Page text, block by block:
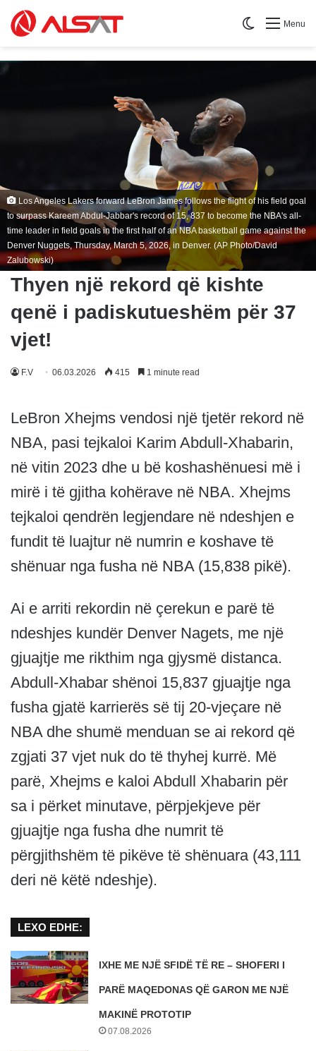
Menu
Switch skin
Los Angeles Lakers forward LeBron James follows the flight of his field goal
to surpass Kareem Abdul-Jabbar's record of 15, 837 to become the NBA's all-
time leader in field goals in the first half of an NBA basketball game against the
Denver Nuggets, Thursday, March 5, 2026, in Denver. (AP Photo/David
Zalubowski)
Thyen një rekord që kishte
qenë i padiskutueshëm për 37
vjet!
F.V 06.03.2026 415 1 minute read
LeBron Xhejms vendosi një tjetër rekord në
NBA, pasi tejkaloi Karim Abdull-Xhabarin,
në vitin 2023 dhe u bë koshashënuesi më i
mirë i të gjitha kohërave në NBA. Xhejms
tejkaloi qendrën legjendare në ndeshjen e
fundit të luajtur në numrin e koshave të
shënuar nga fusha në NBA (15,838 pikë).
Ai e arriti rekordin në çerekun e parë të
ndeshjes kundër Denver Nagets, me një
gjuajtje me rikthim nga gjysmë distanca.
Abdull-Xhabar shënoi 15,837 gjuajtje nga
fusha gjatë karrierës së tij 20-vjeçare në
NBA dhe shumë menduan se ai rekord që
zgjati 37 vjet nuk do të thyhej kurrë. Më
parë, Xhejms e kaloi Abdull Xhabarin për
sa i përket minutave, përpjekjeve për
gjuajtje nga fusha dhe numrit të
përgjithshëm të pikëve të shënuara (43,111
deri në këtë ndeshje).
LEXO EDHE:
IXHE ME NJË SFIDË TË RE – SHOFERI I
PARË MAQEDONAS QË GARON ME NJË
MAKINË PROTOTIP
07.08.2026